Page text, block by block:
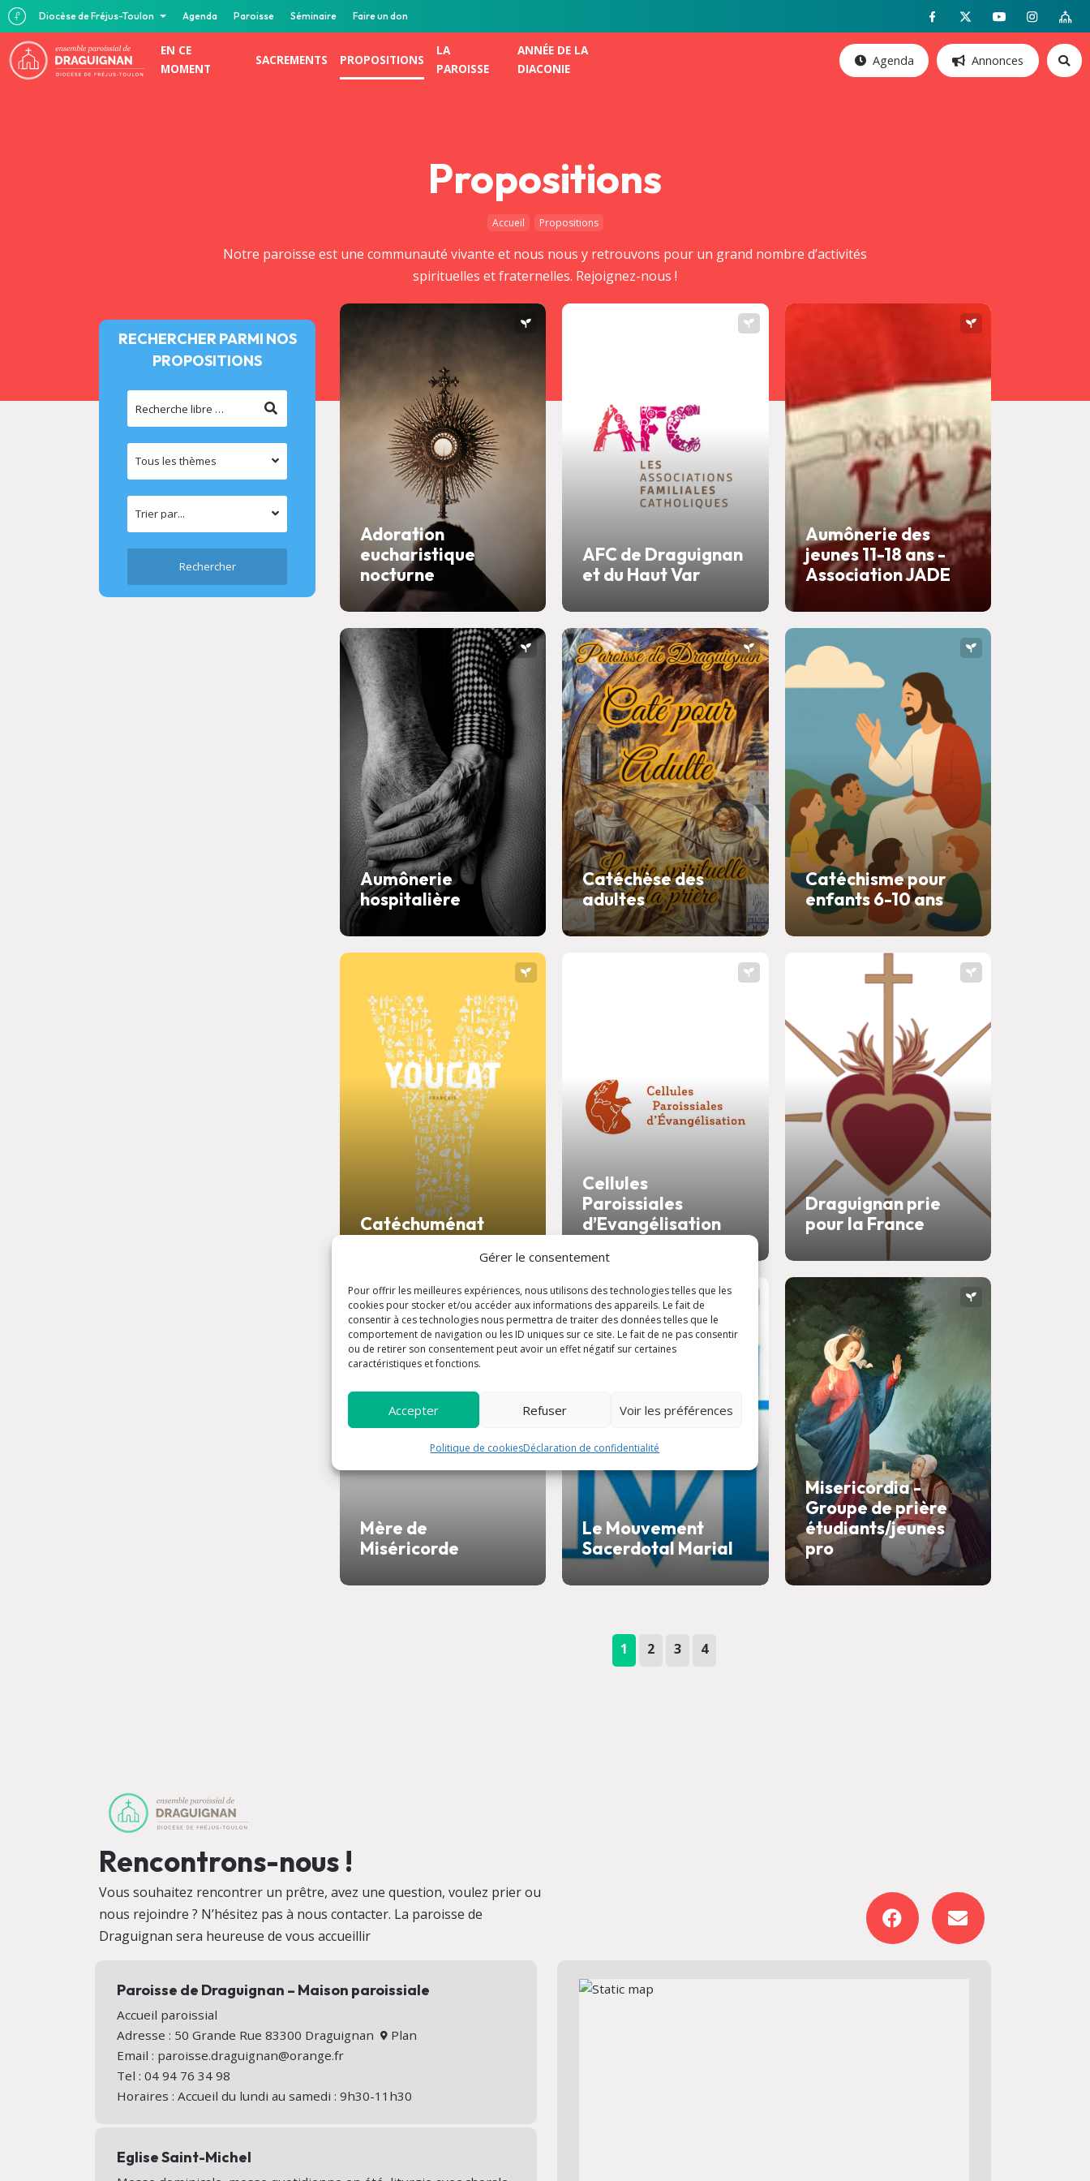
Diocèse de Fréjus-Toulon Agenda Paroisse Séminaire Faire un don
Gérer le consentement
Pour offrir les meilleures expériences, nous utilisons des technologies telles que les
cookies pour stocker et/ou accéder aux informations des appareils. Le fait de
consentir à ces technologies nous permettra de traiter des données telles que le
comportement de navigation ou les ID uniques sur ce site. Le fait de ne pas consentir
ou de retirer son consentement peut avoir un effet négatif sur certaines
caractéristiques et fonctions.
Accepter Refuser Voir les préférences
Politique de cookiesDéclaration de confidentialité
EN CE
MOMENT
SACREMENTS PROPOSITIONS
LA
PAROISSE
ANNÉE DE LA
DIACONIE
Agenda Annonces
Propositions
Accueil Propositions
Notre paroisse est une communauté vivante et nous nous y retrouvons pour un grand nombre d’activités
spirituelles et fraternelles. Rejoignez-nous !
RECHERCHER PARMI NOS
PROPOSITIONS
Adoration
eucharistique
nocturne
AFC de Draguignan
et du Haut Var
Aumônerie des
jeunes 11-18 ans -
Association JADE
Aumônerie
hospitalière
Catéchèse des
adultes
Catéchisme pour
enfants 6-10 ans
Catéchuménat
Cellules
Paroissiales
d’Evangélisation
Draguignan prie
pour la France
Mère de
Miséricorde
Le Mouvement
Sacerdotal Marial
Misericordia -
Groupe de prière
étudiants/jeunes
pro
1 2 3 4
Rencontrons-nous !
Vous souhaitez rencontrer un prêtre, avez une question, voulez prier ou
nous rejoindre ? N’hésitez pas à nous contacter. La paroisse de
Draguignan sera heureuse de vous accueillir
Paroisse de Draguignan – Maison paroissiale
Accueil paroissial
Adresse : 50 Grande Rue 83300 Draguignan
Plan
Email : paroisse.draguignan@orange.fr
Tel : 04 94 76 34 98
Horaires : Accueil du lundi au samedi : 9h30-11h30
Eglise Saint-Michel